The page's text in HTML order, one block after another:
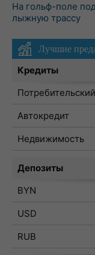
На гольф-поле
лыжную трассу
Лучшие
Кредиты
Потребительский
Автокредит
Недвижимость
Депозиты
BYN
USD
RUB